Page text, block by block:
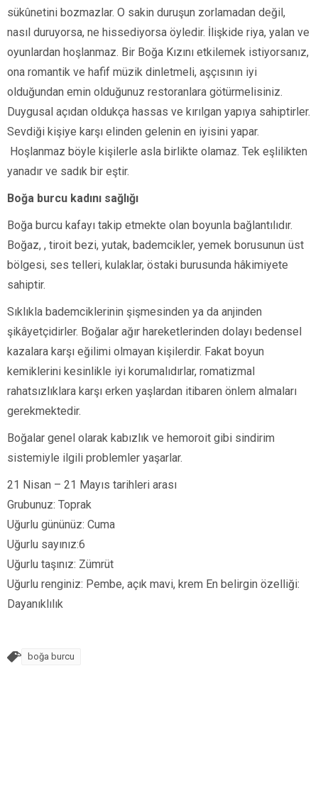
sükûnetini bozmazlar. O sakin duruşun zorlamadan değil,
nasıl duruyorsa, ne hissediyorsa öyledir. İlişkide riya, yalan ve
oyunlardan hoşlanmaz. Bir Boğa Kızını etkilemek istiyorsanız,
ona romantik ve hafif müzik dinletmeli, aşçısının iyi
olduğundan emin olduğunuz restoranlara götürmelisiniz.
Duygusal açıdan oldukça hassas ve kırılgan yapıya sahiptirler.
Sevdiği kişiye karşı elinden gelenin en iyisini yapar.
Hoşlanmaz böyle kişilerle asla birlikte olamaz. Tek eşlilikten
yanadır ve sadık bir eştir.
Boğa burcu kadını sağlığı
Boğa burcu kafayı takip etmekte olan boyunla bağlantılıdır.
Boğaz, , tiroit bezi, yutak, bademcikler, yemek borusunun üst
bölgesi, ses telleri, kulaklar, östaki burusunda hâkimiyete
sahiptir.
Sıklıkla bademciklerinin şişmesinden ya da anjinden
şikâyetçidirler. Boğalar ağır hareketlerinden dolayı bedensel
kazalara karşı eğilimi olmayan kişilerdir. Fakat boyun
kemiklerini kesinlikle iyi korumalıdırlar, romatizmal
rahatsızlıklara karşı erken yaşlardan itibaren önlem almaları
gerekmektedir.
Boğalar genel olarak kabızlık ve hemoroit gibi sindirim
sistemiyle ilgili problemler yaşarlar.
21 Nisan – 21 Mayıs tarihleri arası
Grubunuz: Toprak
Uğurlu gününüz: Cuma
Uğurlu sayınız:6
Uğurlu taşınız: Zümrüt
Uğurlu renginiz: Pembe, açık mavi, krem En belirgin özelliği:
Dayanıklılık
boğa burcu